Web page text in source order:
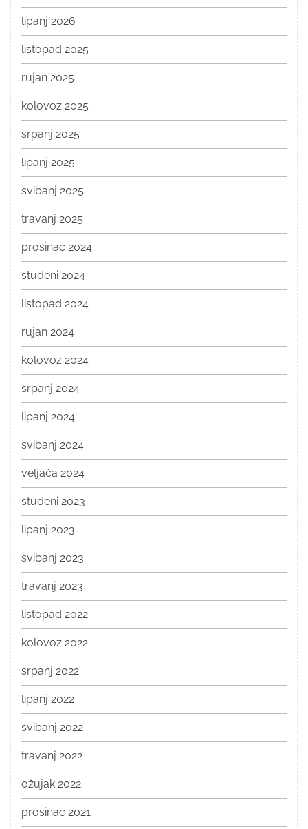
lipanj 2026
listopad 2025
rujan 2025
kolovoz 2025
srpanj 2025
lipanj 2025
svibanj 2025
travanj 2025
prosinac 2024
studeni 2024
listopad 2024
rujan 2024
kolovoz 2024
srpanj 2024
lipanj 2024
svibanj 2024
veljača 2024
studeni 2023
lipanj 2023
svibanj 2023
travanj 2023
listopad 2022
kolovoz 2022
srpanj 2022
lipanj 2022
svibanj 2022
travanj 2022
ožujak 2022
prosinac 2021